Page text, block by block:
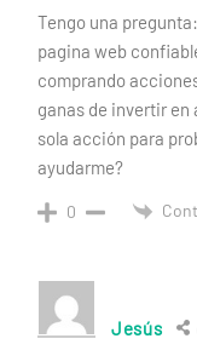
Tengo una
pagina web
comprando
ganas de invertir en
sola acción para
ayudarme?
0
Jesús